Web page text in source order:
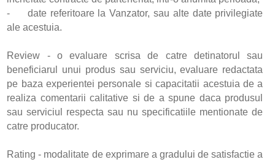
- date referitoare la Vanzator, sau alte date privilegiate
ale acestuia.
Review - o evaluare scrisa de catre detinatorul sau
beneficiarul unui produs sau serviciu, evaluare redactata
pe baza experientei personale si capacitatii acestuia de a
realiza comentarii calitative si de a spune daca produsul
sau serviciul respecta sau nu specificatiile mentionate de
catre producator.
Rating - modalitate de exprimare a gradului de satisfactie a